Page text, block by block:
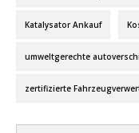
Katalysator Ankauf
umweltgerechte
zertifizierte